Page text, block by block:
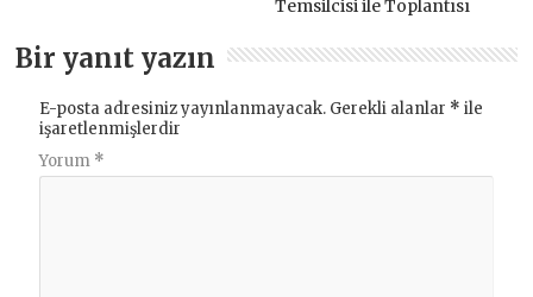
Temsilcisi ile Toplantısı
Bir yanıt yazın
E-posta adresiniz yayınlanmayacak. Gerekli alanlar * ile
işaretlenmişlerdir
Yorum *